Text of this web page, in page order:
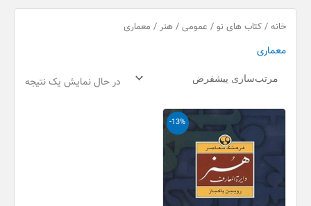
a
g
خانه / کتاب های نو / عمومی / هنر / معماری
معماری
در حال نمایش یک نتیجه
-13%
قیمت
اصلی
80,000 تومان
بود.
قیمت
فعلی
است.